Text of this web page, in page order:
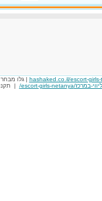
hashaked.co.il/escort-girls- | גלו מבחר
|